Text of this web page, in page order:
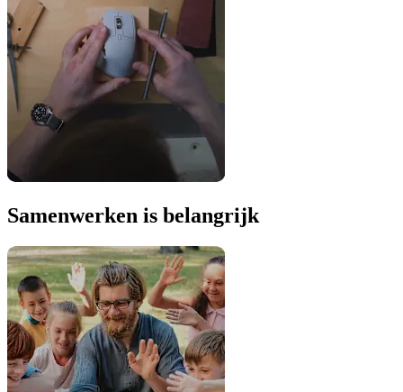
Samenwerken is belangrijk